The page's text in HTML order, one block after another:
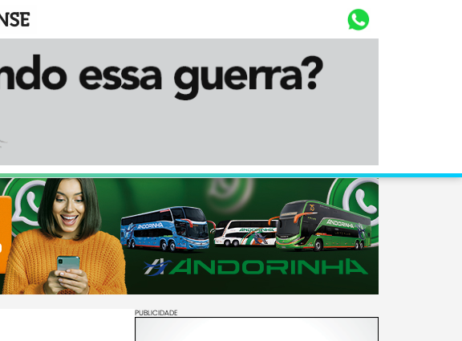
Diário Corumbaense
PUBLICIDADE